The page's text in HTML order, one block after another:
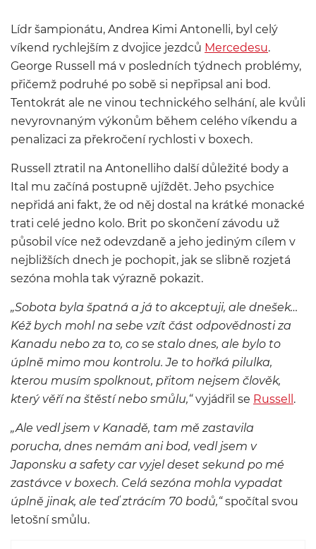
Lídr šampionátu, Andrea Kimi Antonelli, byl celý
víkend rychlejším z dvojice jezdců Mercedesu.
George Russell
má v posledních týdnech problémy,
přičemž podruhé po sobě si nepřipsal ani bod.
Tentokrát ale ne vinou technického selhání, ale kvůli
nevyrovnaným výkonům během celého víkendu a
penalizaci za překročení rychlosti v boxech.
Russell ztratil na Antonelliho další důležité body a
Ital mu začíná postupně ujíždět. Jeho psychice
nepřidá ani fakt, že od něj dostal na krátké monacké
trati celé jedno kolo. Brit po skončení závodu už
působil více než odevzdaně a jeho jediným cílem v
nejbližších dnech je pochopit, jak se slibně rozjetá
sezóna mohla tak výrazně pokazit.
„Sobota byla špatná a já to akceptuji, ale dnešek…
Kéž bych mohl na sebe vzít část odpovědnosti za
Kanadu nebo za to, co se stalo dnes, ale bylo to
úplně mimo mou kontrolu. Je to hořká pilulka,
kterou musím spolknout, přitom nejsem člověk,
který věří na štěstí nebo smůlu,“vyjádřil se Russell .
„Ale vedl jsem v Kanadě, tam mě zastavila
porucha, dnes nemám ani bod, vedl jsem v
Japonsku a safety car vyjel deset sekund po mé
zastávce v boxech. Celá sezóna mohla vypadat
úplně jinak, ale teď ztrácím 70 bodů,“spočítal svou
letošní smůlu.